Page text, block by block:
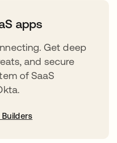
apps
Get deep
and secure
of SaaS